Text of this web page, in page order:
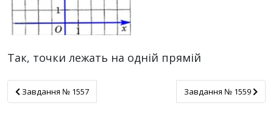
Так, точки лежать на одній прямій
Завдання № 1557
Завдання № 1557 Завдання № 1559
Завдання № 1559